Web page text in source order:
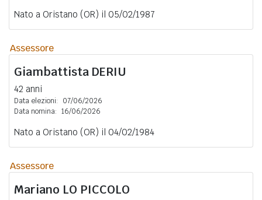
Nato a Oristano (OR) il 05/02/1987
Assessore
Giambattista DERIU
42 anni
Data elezioni:
07/06/2026
Data nomina: 16/06/2026
Nato a Oristano (OR) il 04/02/1984
Assessore
Mariano LO PICCOLO